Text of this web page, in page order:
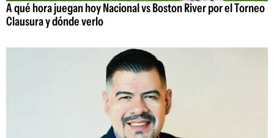
A qué hora juegan hoy Nacional vs Boston River por el Torneo
Clausura y dónde verlo